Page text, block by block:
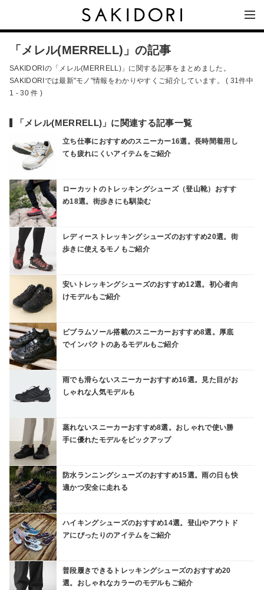
「メレル(MERRELL)」の記事
SAKIDORIの「メレル(MERRELL)」に関する記事をまとめました。
SAKIDORIでは最新"モノ"情報をわかりやすくご紹介しています。 ( 31件中
1 - 30 件 )
「メレル(MERRELL)」に関連する記事一覧
立ち仕事におすすめのスニーカー16選。長時間着用し
ても疲れにくいアイテムをご紹介
ローカットのトレッキングシューズ（登山靴）おすす
め18選。街歩きにも馴染む
レディーストレッキングシューズのおすすめ20選。街
歩きに使えるモノもご紹介
安いトレッキングシューズのおすすめ12選。初心者向
けモデルもご紹介
ビブラムソール搭載のスニーカーおすすめ8選。厚底
でインパクトのあるモデルもご紹介
雨でも滑らないスニーカーおすすめ16選。見た目がお
しゃれな人気モデルも
蒸れないスニーカーおすすめ8選。おしゃれで使い勝
手に優れたモデルをピックアップ
防水ランニングシューズのおすすめ15選。雨の日も快
適かつ安全に走れる
ハイキングシューズのおすすめ14選。登山やアウトド
アにぴったりのアイテムをご紹介
普段履きできるトレッキングシューズのおすすめ20
選。おしゃれなカラーのモデルもご紹介